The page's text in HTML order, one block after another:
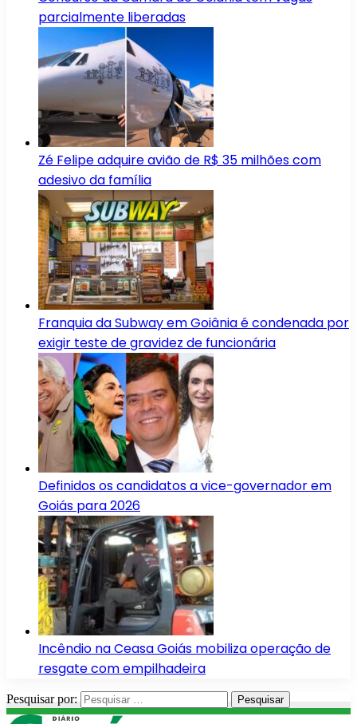
parcialmente liberadas
Zé Felipe adquire avião de R$ 35 milhões com
adesivo da família
Franquia da Subway em Goiânia é condenada por
exigir teste de gravidez de funcionária
Definidos os candidatos a vice-governador em
Goiás para 2026
Incêndio na Ceasa Goiás mobiliza operação de
resgate com empilhadeira
Pesquisar por: